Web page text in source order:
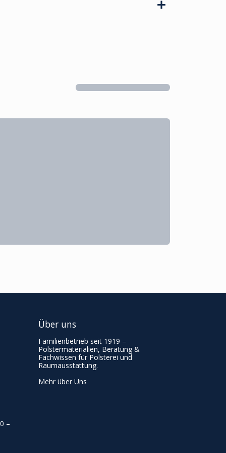
–
Über uns
Familienbetrieb seit 1919 –
Polstermaterialien, Beratung &
Fachwissen für Polsterei und
Raumausstattung.
Mehr über Uns